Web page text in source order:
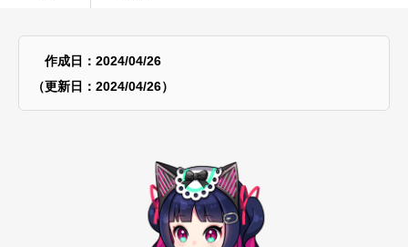
作成日：2024/04/26
（更新日：2024/04/26）